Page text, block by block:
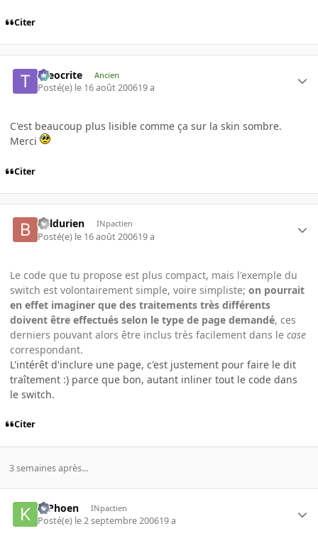
Citer
theocrite Ancien
Posté(e) le 16 août 200619 a
C'est beaucoup plus lisible comme ça sur la skin sombre.
Merci
Citer
Baldurien INpactien
Posté(e) le 16 août 200619 a
Le code que tu propose est plus compact, mais l'exemple du
switch est volontairement simple, voire simpliste; on pourrait
en effet imaginer que des traitements très différents
doivent être effectués selon le type de page demandé, ces
derniers pouvant alors être inclus très facilement dans le case
correspondant.
L'intérêt d'inclure une page, c'est justement pour faire le dit
traîtement :) parce que bon, autant inliner tout le code dans
le switch.
Citer
3 semaines après...
K-Phoen INpactien
Posté(e) le 2 septembre 200619 a